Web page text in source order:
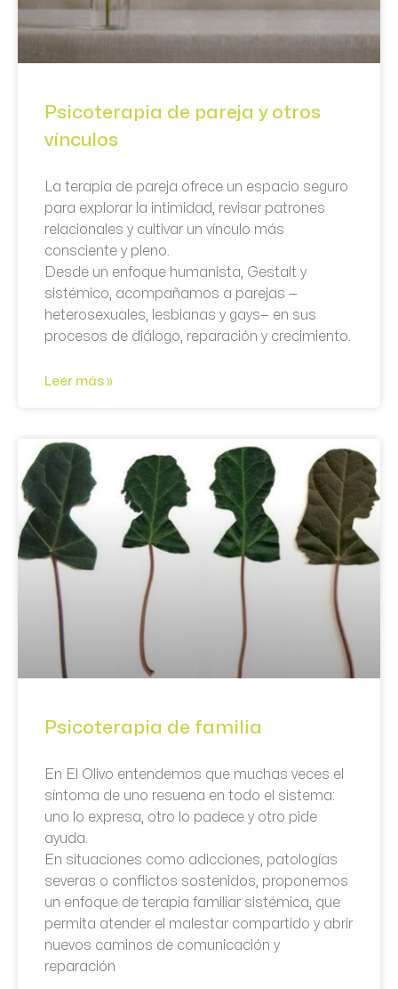
Psicoterapia de pareja y otros
vínculos
La terapia de pareja ofrece un espacio seguro
para explorar la intimidad, revisar patrones
relacionales y cultivar un vínculo más
consciente y pleno.
Desde un enfoque humanista, Gestalt y
sistémico, acompañamos a parejas —
heterosexuales, lesbianas y gays— en sus
procesos de diálogo, reparación y crecimiento.
Leer más »
Psicoterapia de familia
En El Olivo entendemos que muchas veces el
síntoma de uno resuena en todo el sistema:
uno lo expresa, otro lo padece y otro pide
ayuda.
En situaciones como adicciones, patologías
severas o conflictos sostenidos, proponemos
un enfoque de terapia familiar sistémica, que
permita atender el malestar compartido y abrir
nuevos caminos de comunicación y
reparación